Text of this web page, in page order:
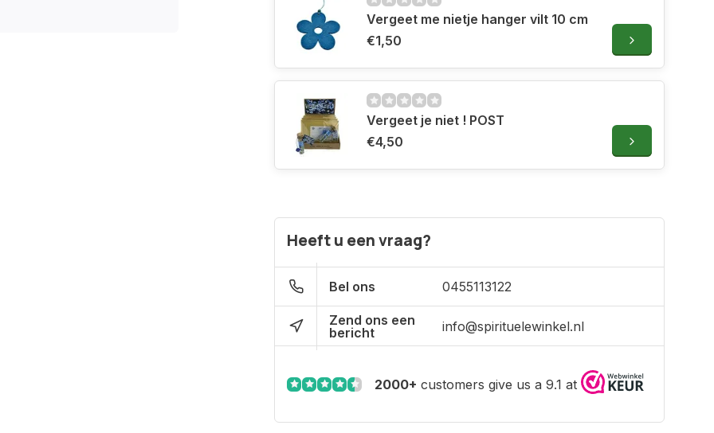
Vergeet me nietje hanger vilt 10 cm
€1,50
Vergeet je niet ! POST
€4,50
Heeft u een vraag?
Bel ons 0455113122
Zend ons een
bericht
info@spirituelewinkel.nl
2000+ customers give us a 9.1 at